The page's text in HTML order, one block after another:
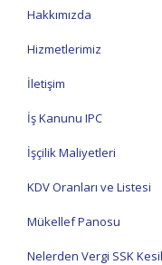
Hakkımızda
Hizmetlerimiz
İletişim
İş Kanunu IPC
İşçilik Maliyetleri
KDV Oranları ve Listesi
Mükellef Panosu
Nelerden Vergi SSK